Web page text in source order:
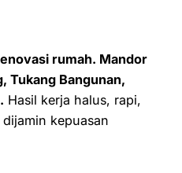
rumah. Mandor
Tukang Bangunan,
Hasil kerja halus, rapi,
kepuasan